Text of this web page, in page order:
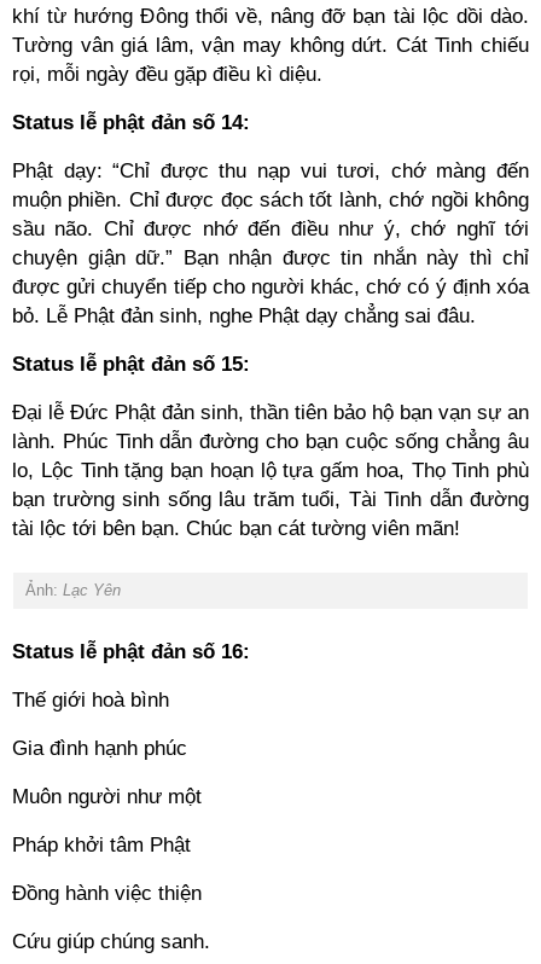
khí từ hướng Đông thổi về, nâng đỡ bạn tài lộc dồi dào.
Tường vân giá lâm, vận may không dứt. Cát Tinh chiếu
rọi, mỗi ngày đều gặp điều kì diệu.
Status lễ phật đản số 14:
Phật dạy: “Chỉ được thu nạp vui tươi, chớ màng đến
muộn phiền. Chỉ được đọc sách tốt lành, chớ ngồi không
sầu não. Chỉ được nhớ đến điều như ý, chớ nghĩ tới
chuyện giận dữ.” Bạn nhận được tin nhắn này thì chỉ
được gửi chuyển tiếp cho người khác, chớ có ý định xóa
bỏ. Lễ Phật đản sinh, nghe Phật dạy chẳng sai đâu.
Status lễ phật đản số 15:
Đại lễ Đức Phật đản sinh, thần tiên bảo hộ bạn vạn sự an
lành. Phúc Tinh dẫn đường cho bạn cuộc sống chẳng âu
lo, Lộc Tinh tặng bạn hoạn lộ tựa gấm hoa, Thọ Tinh phù
bạn trường sinh sống lâu trăm tuổi, Tài Tinh dẫn đường
tài lộc tới bên bạn. Chúc bạn cát tường viên mãn!
Ảnh: Lạc Yên
Status lễ phật đản số 16:
Thế giới hoà bình
Gia đình hạnh phúc
Muôn người như một
Pháp khởi tâm Phật
Đồng hành việc thiện
Cứu giúp chúng sanh.